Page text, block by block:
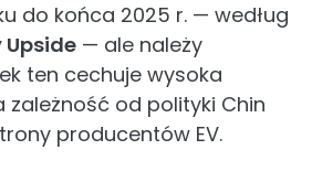
do końca 2025 r. — według
Upside — ale należy
ten cechuje wysoka
zależność od polityki Chin
producentów EV.